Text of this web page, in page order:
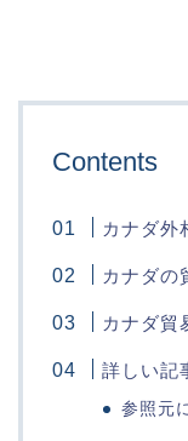
Contents
カナダ外
カナダの
カナダ貿
詳しい記
参照元